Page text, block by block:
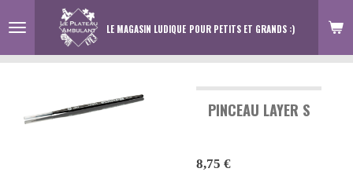
au
contenu
LE MAGASIN LUDIQUE POUR PETITS ET GRANDS :)
PINCEAU LAYER S
8,75 €